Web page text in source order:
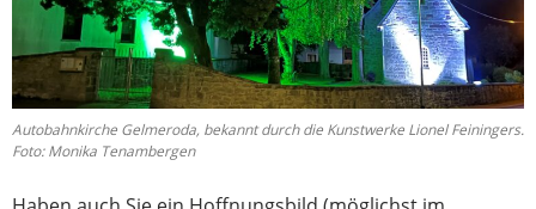
Autobahnkirche Gelmeroda, bekannt durch die Kunstwerke Lionel Feiningers.
Foto: Monika Tenambergen